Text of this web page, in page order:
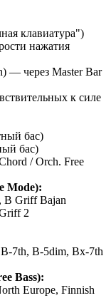
клавиатура")
нажатия
— через Master Bar
к силе
бас)
бас)
/ Orch. Free
Mode):
B Griff Bajan
2
7th, B-5dim, Bx-7th
Bass):
Europe, Finnish